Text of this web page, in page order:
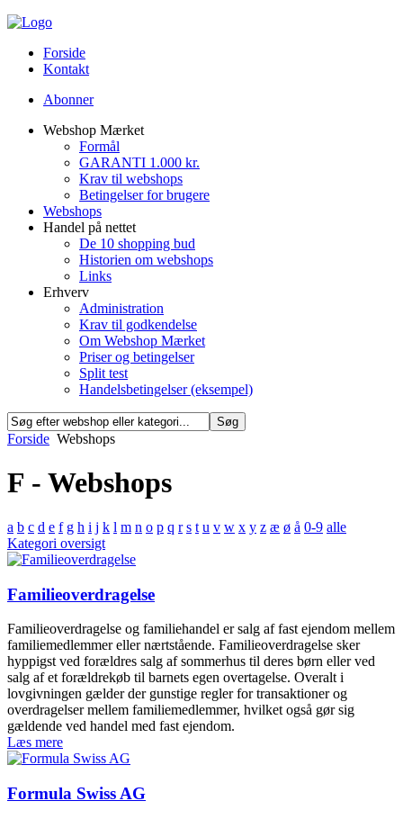
Forside
Kontakt
Abonner
Webshop Mærket
Formål
GARANTI 1.000 kr.
Krav til webshops
Betingelser for brugere
Webshops
Handel på nettet
De 10 shopping bud
Historien om webshops
Links
Erhverv
Administration
Krav til godkendelse
Om Webshop Mærket
Priser og betingelser
Split test
Handelsbetingelser (eksempel)
Forside Webshops
F - Webshops
a b c d e f g h i j k l m n o p q r s t u v w x y z æ ø å 0-9 alle
Kategori oversigt
Familieoverdragelse
Familieoverdragelse og familiehandel er salg af fast ejendom mellem
familiemedlemmer eller nærtstående. Familieoverdragelse sker
hyppigst ved forældres salg af sommerhus til deres børn eller ved
salg af et forældrekøb til barnets egen overtagelse. Overalt i
lovgivningen gælder der gunstige regler for transaktioner og
overdragelser mellem familiemedlemmer, hvilket også gør sig
gældende ved handel med fast ejendom.
Læs mere
Formula Swiss AG